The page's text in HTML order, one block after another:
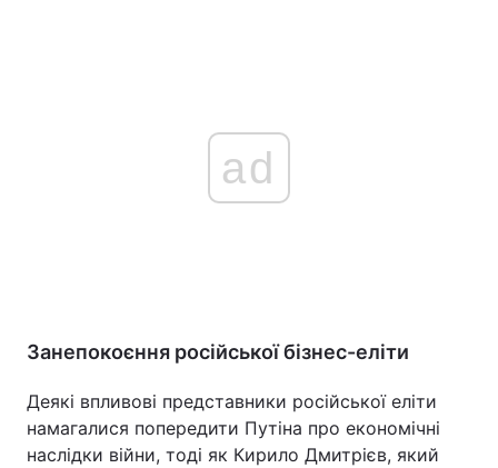
ad
Занепокоєння російської бізнес-еліти
Деякі впливові представники російської еліти
намагалися попередити Путіна про економічні
наслідки війни, тоді як Кирило Дмитрієв, який